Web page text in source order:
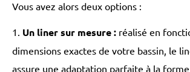
Vous avez alors deux options :
Un liner sur mesure : réalisé en
dimensions exactes de votre bassin, le
assure une adaptation parfaite à la